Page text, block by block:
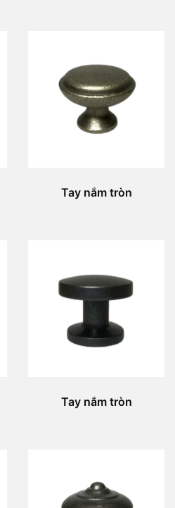
Tay nắm tròn
Tay nắm tròn